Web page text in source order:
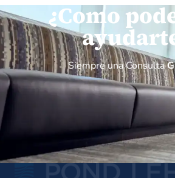
¿Como
Siempre una Consulta